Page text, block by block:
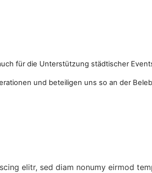
für die Unterstützung städtischer
und beteiligen uns so an der
elitr, sed diam nonumy eirmod